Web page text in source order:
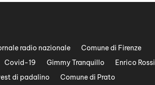
radio nazionale
Comune di Firenze
Covid-19 Gimmy Tranquillo
Enrico Rossi
di padalino
Comune di Prato